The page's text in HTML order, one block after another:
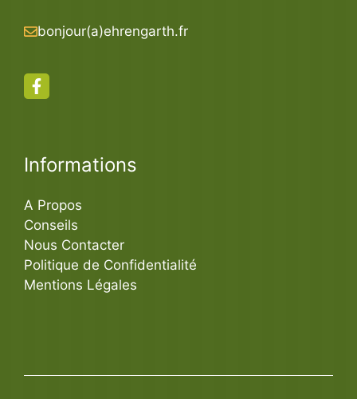
bonjour(a)ehrengarth.fr
Informations
A Propos
Conseils
Nous Contacter
Politique de Confidentialité
Mentions Légales